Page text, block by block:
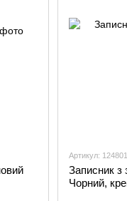
Артикул:
Записник з
Чорний,